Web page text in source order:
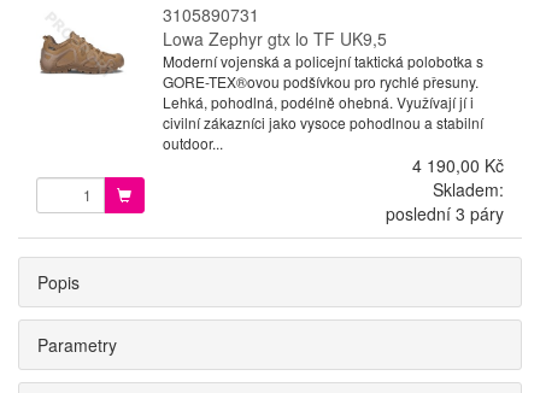
3105890731
Lowa Zephyr gtx lo TF UK9,5
Moderní vojenská a policejní taktická polobotka s
GORE-TEX®ovou podšívkou pro rychlé přesuny.
Lehká, pohodlná, podélně ohebná. Využívají jí i
civilní zákazníci jako vysoce pohodlnou a stabilní
outdoor...
4 190,00 Kč
Skladem:
poslední 3 páry
Popis
Parametry